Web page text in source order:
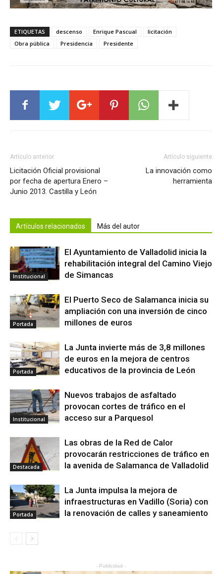
ETIQUETAS descenso Enrique Pascual
licitación
Obra pública
Presidencia Presidente
Artículo anterior
Licitación Oficial provisional
por fecha de apertura Enero –
Junio 2013. Castilla y León
Artículo siguiente
La innovación como
herramienta
Artículos relacionados Más del autor
Institucional
El Ayuntamiento de Valladolid inicia la
rehabilitación integral del Camino Viejo
de Simancas
Portada
El Puerto Seco de Salamanca inicia su
ampliación con una inversión de cinco
millones de euros
Portada
La Junta invierte más de 3,8 millones
de euros en la mejora de centros
educativos de la provincia de León
Institucional
Nuevos trabajos de asfaltado
provocan cortes de tráfico en el
acceso sur a Parquesol
Destacada
Las obras de la Red de Calor
provocarán restricciones de tráfico en
la avenida de Salamanca de Valladolid
Portada
La Junta impulsa la mejora de
infraestructuras en Vadillo (Soria) con
la renovación de calles y saneamiento
- Publicidad -